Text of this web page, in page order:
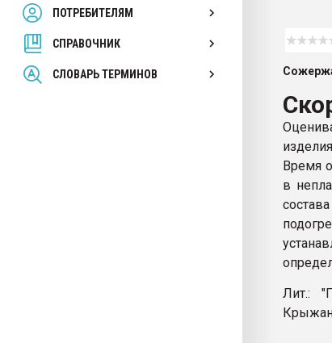
ПОТРЕБИТЕЛЯМ
СПРАВОЧНИК
СЛОВАРЬ ТЕРМИНОВ
Время
в
Лит.: